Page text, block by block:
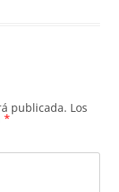
publicada. Los
*